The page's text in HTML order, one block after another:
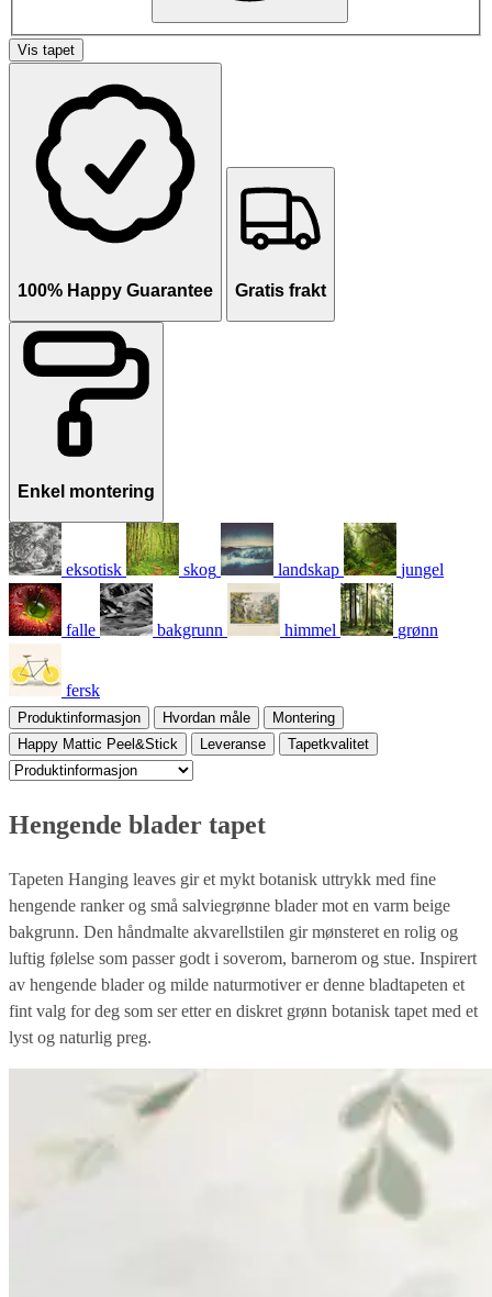
Vis tapet
100% Happy Guarantee Gratis frakt
Enkel montering
eksotisk skog landskap jungel
falle bakgrunn himmel grønn
fersk
Produktinformasjon Hvordan måle
Montering
Happy Mattic Peel&Stick
Leveranse Tapetkvalitet
Hengende blader tapet
Tapeten Hanging leaves gir et mykt botanisk uttrykk med fine
hengende ranker og små salviegrønne blader mot en varm beige
bakgrunn. Den håndmalte akvarellstilen gir mønsteret en rolig og
luftig følelse som passer godt i soverom, barnerom og stue. Inspirert
av hengende blader og milde naturmotiver er denne bladtapeten et
fint valg for deg som ser etter en diskret grønn botanisk tapet med et
lyst og naturlig preg.